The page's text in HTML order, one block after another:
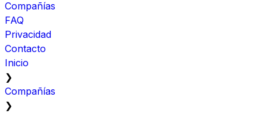
Compañías
FAQ
Privacidad
Contacto
Inicio
❯
Compañías
❯